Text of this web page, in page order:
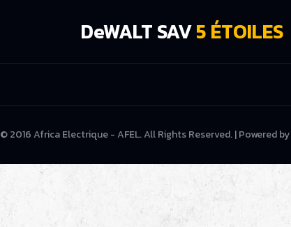
DeWALT SAV5 ÉTOILES
© 2016 Africa Electrique - AFEL. All Rights Reserved. | Powered by